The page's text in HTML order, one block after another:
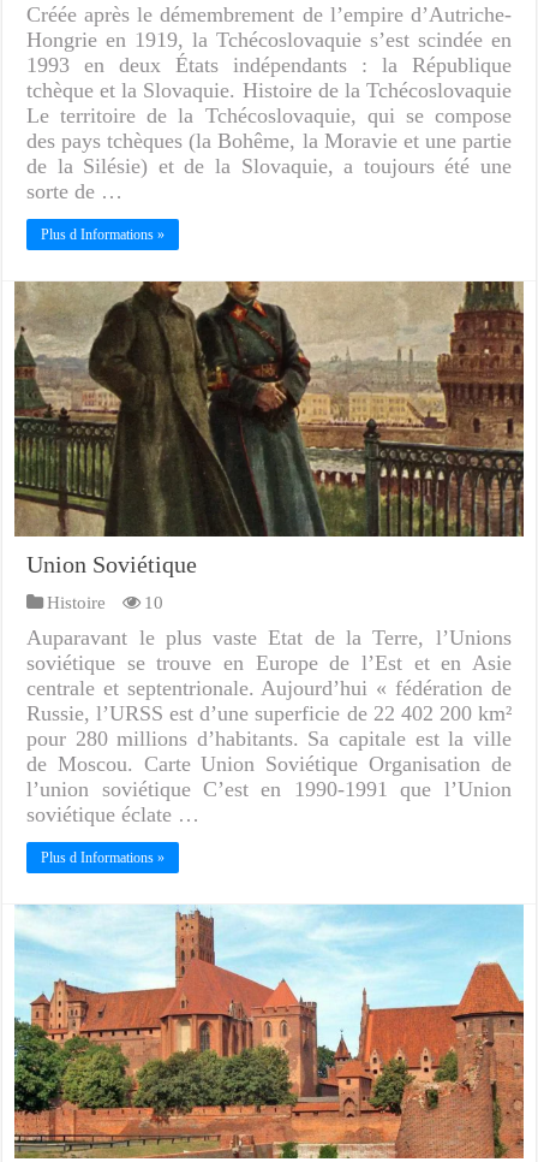
Créée après le démembrement de l’empire d’Autriche-
Hongrie en 1919, la Tchécoslovaquie s’est scindée en
1993 en deux États indépendants : la République
tchèque et la Slovaquie. Histoire de la Tchécoslovaquie
Le territoire de la Tchécoslovaquie, qui se compose
des pays tchèques (la Bohême, la Moravie et une partie
de la Silésie) et de la Slovaquie, a toujours été une
sorte de …
Plus d Informations »
Union Soviétique
Histoire 10
Auparavant le plus vaste Etat de la Terre, l’Unions
soviétique se trouve en Europe de l’Est et en Asie
centrale et septentrionale. Aujourd’hui « fédération de
Russie, l’URSS est d’une superficie de 22 402 200 km²
pour 280 millions d’habitants. Sa capitale est la ville
de Moscou. Carte Union Soviétique Organisation de
l’union soviétique C’est en 1990-1991 que l’Union
soviétique éclate …
Plus d Informations »